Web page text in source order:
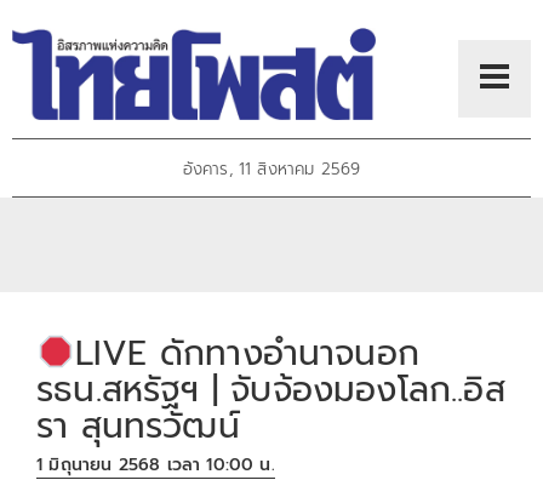
อังคาร, 11 สิงหาคม 2569
LIVE ดักทางอำนาจนอก
รธน.สหรัฐฯ | จับจ้องมองโลก..อิส
รา สุนทรวัฒน์
1 มิถุนายน 2568 เวลา 10:00 น.